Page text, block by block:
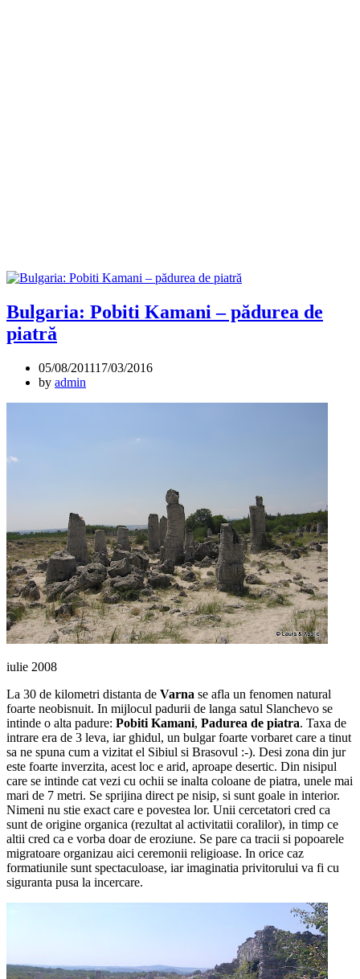
Bulgaria: Pobiti Kamani – pădurea de
piatră
05/08/201117/03/2016
by admin
iulie 2008
La 30 de kilometri distanta de Varna se afla un fenomen natural
foarte neobisnuit. In mijlocul padurii de langa satul Slanchevo se
intinde o alta padure: Pobiti Kamani, Padurea de piatra. Taxa de
intrare era de 3 leva, iar ghidul, un bulgar foarte vorbaret care a tinut
sa ne spuna cum a vizitat el Sibiul si Brasovul :-). Desi zona din jur
este foarte inverzita, acest loc e arid, aproape desertic. Din nisipul
care se intinde cat vezi cu ochii se inalta coloane de piatra, unele mai
mari de 7 metri. Se sprijina direct pe nisip, si sunt goale in interior.
Nimeni nu stie exact care e povestea lor. Unii cercetatori cred ca
sunt de origine organica (rezultat al activitatii coralilor), in timp ce
altii cred ca e vorba doar de eroziune. Se pare ca tracii si popoarele
migratoare organizau aici ceremonii religioase. In orice caz
formatiunile sunt spectaculoase, iar imaginatia privitorului va fi cu
siguranta pusa la incercare.